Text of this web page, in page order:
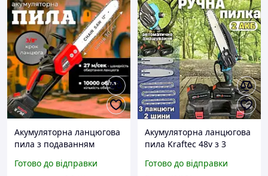
Акумуляторна ланцюгова
пила з подаванням
Акумуляторна пила 2 АКБ
Готово до відправки
Акумуляторна ланцюгова
пила Kraftec 48v з 3
акумуляторна пила 20 см
Готово до відправки